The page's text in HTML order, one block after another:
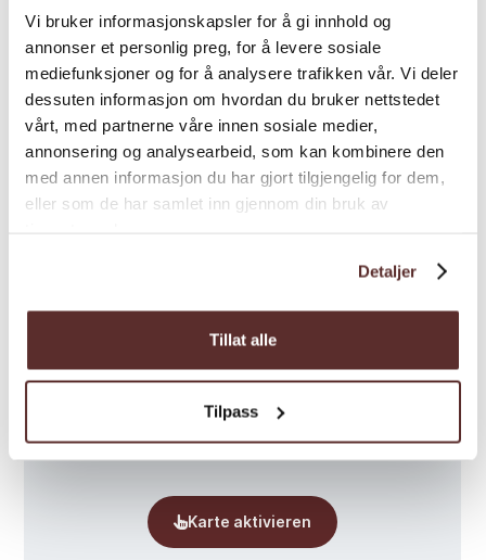
Vi bruker informasjonskapsler for å gi innhold og
annonser et personlig preg, for å levere sosiale
mediefunksjoner og for å analysere trafikken vår. Vi deler
dessuten informasjon om hvordan du bruker nettstedet
vårt, med partnerne våre innen sosiale medier,
annonsering og analysearbeid, som kan kombinere den
med annen informasjon du har gjort tilgjengelig for dem,
eller som de har samlet inn gjennom din bruk av
Detaljer
Tillat alle
Tilpass
Saison
Karte